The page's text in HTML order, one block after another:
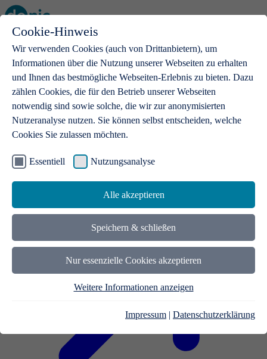
Cookie-Hinweis
Wir verwenden Cookies (auch von Drittanbietern), um
Informationen über die Nutzung unserer Webseiten zu erhalten
und Ihnen das bestmögliche Webseiten-Erlebnis zu bieten. Dazu
zählen Cookies, die für den Betrieb unserer Webseiten
notwendig sind sowie solche, die wir zur anonymisierten
Nutzeranalyse nutzen. Sie können selbst entscheiden, welche
Cookies Sie zulassen möchten.
Essentiell Nutzungsanalyse
Alle akzeptieren
Speichern & schließen
Nur essenzielle Cookies akzeptieren
Weitere Informationen anzeigen
Impressum | Datenschutzerklärung
Open main menu
.de-Domains
Mit einer .de-Domain erhalten Ideen eine Bühne